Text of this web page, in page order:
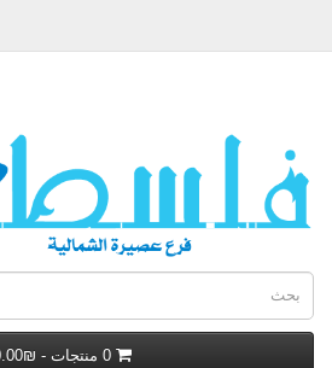
0 منتجات - ₪0.00